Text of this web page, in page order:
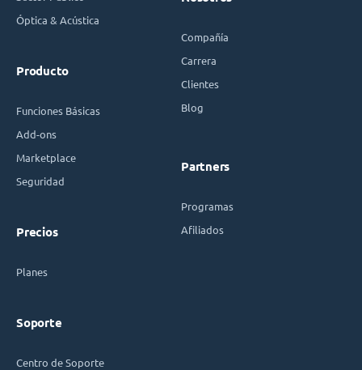
Óptica & Acústica
Producto
Funciones Básicas
Add-ons
Marketplace
Seguridad
Precios
Planes
Soporte
Centro de Soporte
Compañía
Carrera
Clientes
Blog
Partners
Programas
Afiliados